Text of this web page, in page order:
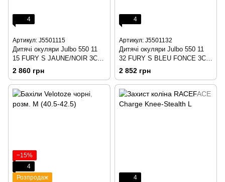
4
Артикул: J5501115
Дитячі окуляри Julbo 550 11
15 FURY S JAUNE/NOIR 3CF
FL BL
2 860 грн
4
Артикул: J5501132
Дитячі окуляри Julbo 550 11
32 FURY S BLEU FONCE 3CF
FL VERT
2 852 грн
−15%
4
Розпродаж
4